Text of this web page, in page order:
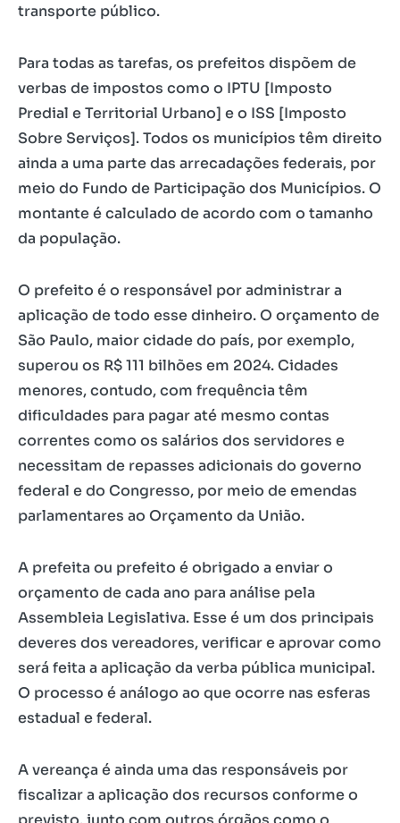
transporte público.
Para todas as tarefas, os prefeitos dispõem de
verbas de impostos como o IPTU [Imposto
Predial e Territorial Urbano] e o ISS [Imposto
Sobre Serviços]. Todos os municípios têm direito
ainda a uma parte das arrecadações federais, por
meio do Fundo de Participação dos Municípios. O
montante é calculado de acordo com o tamanho
da população.
O prefeito é o responsável por administrar a
aplicação de todo esse dinheiro. O orçamento de
São Paulo, maior cidade do país, por exemplo,
superou os R$ 111 bilhões em 2024. Cidades
menores, contudo, com frequência têm
dificuldades para pagar até mesmo contas
correntes como os salários dos servidores e
necessitam de repasses adicionais do governo
federal e do Congresso, por meio de emendas
parlamentares ao Orçamento da União.
A prefeita ou prefeito é obrigado a enviar o
orçamento de cada ano para análise pela
Assembleia Legislativa. Esse é um dos principais
deveres dos vereadores, verificar e aprovar como
será feita a aplicação da verba pública municipal.
O processo é análogo ao que ocorre nas esferas
estadual e federal.
A vereança é ainda uma das responsáveis por
fiscalizar a aplicação dos recursos conforme o